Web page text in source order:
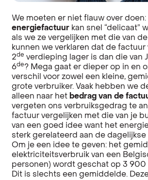
We moeten er niet flauw over
energiefactuur kan snel “delicaat”
als we ze vergelijken met die van
kunnen we verklaren dat de factuur
2de verdieping lager is dan die van
6de? Mega gaat er dieper op in en
verschil voor zowel een kleine,
grote verbruiker. Vaak hebben we
alleen naar het bedrag van de
vergeten ons verbruiksgedrag te
factuur vergelijken met die van je
van een goed idee want het
sterk gerelateerd aan de
Om je een idee te geven: het
elektriciteitsverbruik van een
personen) wordt geschat op 3 900
Dit is slechts een gemiddelde.